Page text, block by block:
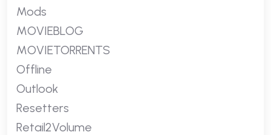
Mods
MOVIEBLOG
MOVIETORRENTS
Offline
Outlook
Resetters
Retail2Volume